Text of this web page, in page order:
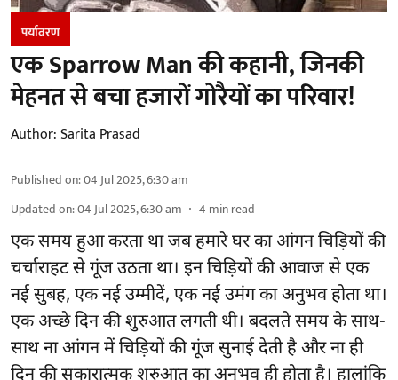
पर्यावरण
एक Sparrow Man की कहानी, जिनकी
मेहनत से बचा हजारों गोरैयों का परिवार!
Author:Sarita Prasad
Published on:04 Jul 2025, 6:30 am
Updated on:04 Jul 2025, 6:30 am 4 min read
एक समय हुआ करता था जब हमारे घर का आंगन चिड़ियों की
चर्चाराहट से गूंज उठता था। इन चिड़ियों की आवाज से एक
नई सुबह, एक नई उम्मीदें, एक नई उमंग का अनुभव होता था।
एक अच्छे दिन की शुरुआत लगती थी। बदलते समय के साथ-
साथ ना आंगन में चिड़ियों की गूंज सुनाई देती है और ना ही